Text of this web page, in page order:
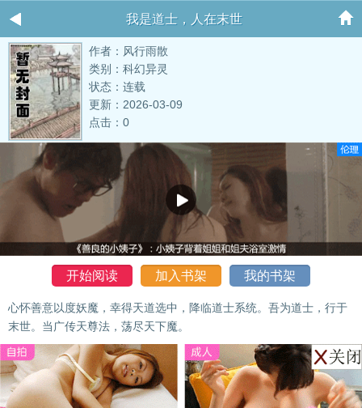
我是道士，人在末世
作者：风行雨散
类别：科幻异灵
状态：连载
更新：2026-03-09
点击：0
开始阅读 加入书架 我的书架
心怀善意以度妖魔，幸得天道选中，降临道士系统。吾为道士，行于
末世。当广传天尊法，荡尽天下魔。